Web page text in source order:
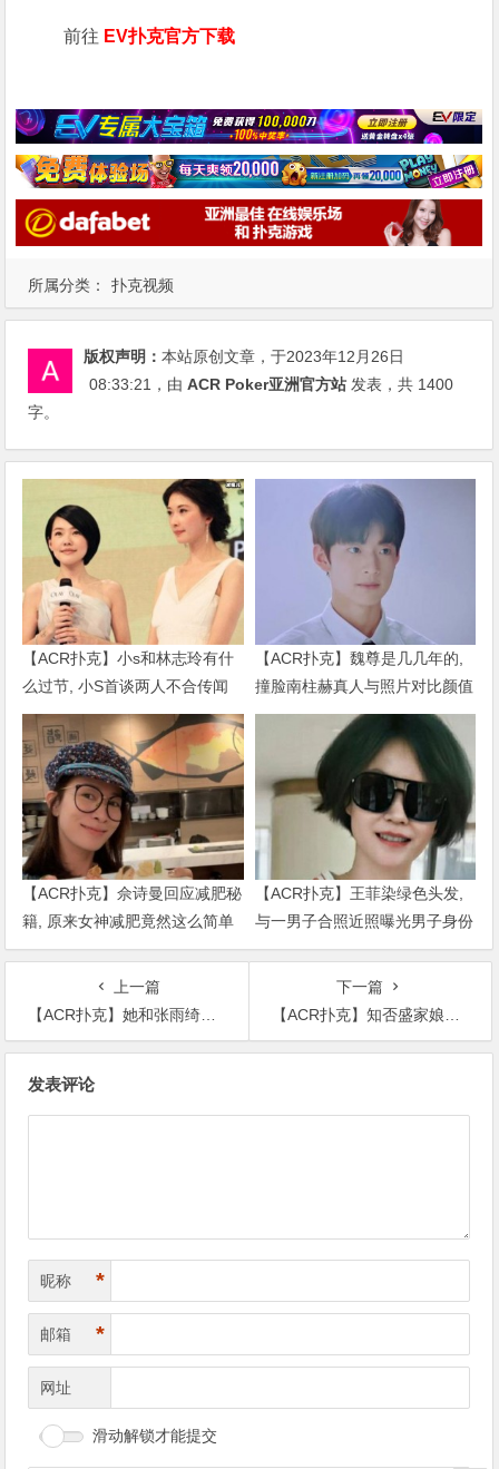
所属分类： 扑克视频
前往 EV扑克官方下载
版权声明：本站原创文章，于2023年12月26日
08:33:21 ，由ACR Poker亚洲官方站 发表，共 1400
字。
【ACR扑克】小s和林志玲有什
么过节, 小S首谈两人不合传闻
说了什么
【ACR扑克】魏尊是几几年的,
撞脸南柱赫真人与照片对比颜值
被质疑
【ACR扑克】佘诗曼回应减肥秘
籍, 原来女神减肥竟然这么简单
【ACR扑克】王菲染绿色头发,
与一男子合照近照曝光男子身份
被扒出
上一篇
【ACR扑克】她和张雨绮同为星女郎，为何会被观众如此讨厌
下一篇
【ACR扑克】知否盛家娘子谁的结局最好，原来撒娇女人不一定最好命
发表评论
昵称 *
邮箱 *
网址
滑动解锁才能提交